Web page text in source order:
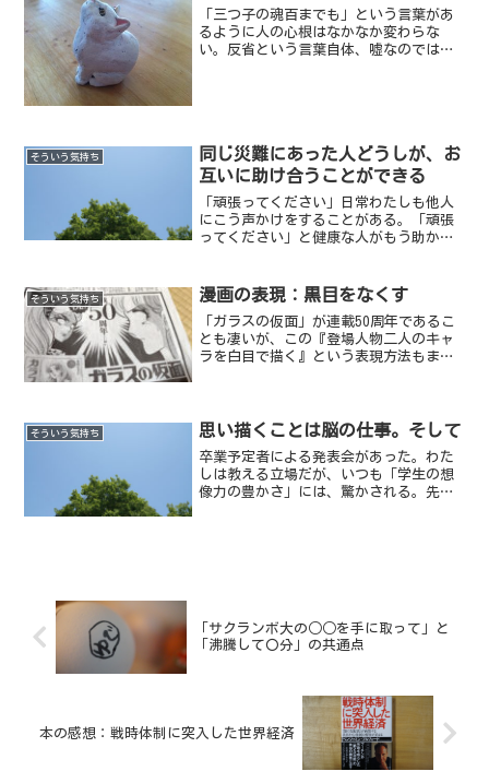
「三つ子の魂百までも」という言葉があ
るように人の心根はなかなか変わらな
い。反省という言葉自体、嘘なのではな
そういう気持ち
同じ災難にあった人どうしが、お
互いに助け合うことができる
「頑張ってください」日常わたしも他人
にこう声かけをすることがある。「頑張
ってください」と健康な人がもう助かる
そういう気持ち 漫画の表現：黒目をなくす
「ガラスの仮面」が連載50周年であるこ
とも凄いが、この『登場人物二人のキャ
ラを白目で描く』という表現方法もまた
そういう気持ち 思い描くことは脳の仕事。そして
卒業予定者による発表会があった。わた
しは教える立場だが、いつも「学生の想
像力の豊かさ」には、驚かされる。先生
「サクランボ大の○○を手に取って」と
「沸騰して〇分」の共通点
本の感想：戦時体制に突入した世界経済